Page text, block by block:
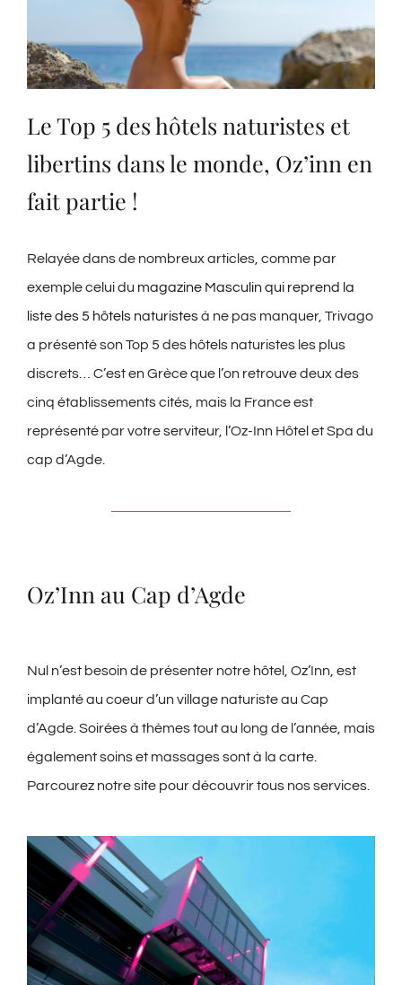
Le Top 5 des hôtels naturistes et
libertins dans le monde, Oz’inn en
fait partie !
Relayée dans de nombreux articles, comme par
exemple celui du magazine Masculin qui reprend la
liste des 5 hôtels naturistesà ne pas manquer, Trivago
a présenté son Top 5 des hôtels naturistes les plus
discrets… C’est en Grèce que l’on retrouve deux des
cinq établissements cités, mais la France est
représenté par votre serviteur, l’Oz-Inn Hôtel et Spa du
cap d’Agde.
Oz’Inn au Cap d’Agde
Nul n’est besoin de présenter notre hôtel, Oz’Inn, est
implanté au coeur d’un village naturiste au Cap
d’Agde. Soirées à thèmes tout au long de l’année, mais
également soins et massages sont à la carte.
Parcourez notre site pour découvrir tous nos services.